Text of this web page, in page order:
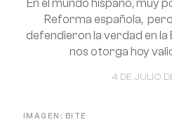
4 DE JULIO
En el mundo hispano, muy
Reforma española,
defendieron la verdad en la
nos otorga hoy
IMAGEN: BITE